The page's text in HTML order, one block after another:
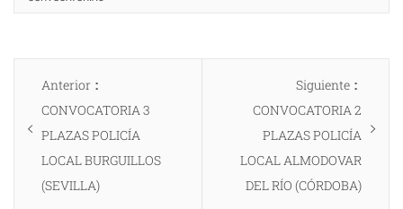
Navegación
entradas
Anterior
anterior:
CONVOCATORIA 3
PLAZAS POLICÍA
LOCAL BURGUILLOS
(SEVILLA)
Siguiente
CONVOCATORIA 2
PLAZAS POLICÍA
LOCAL ALMODOVAR
DEL RÍO (CÓRDOBA)